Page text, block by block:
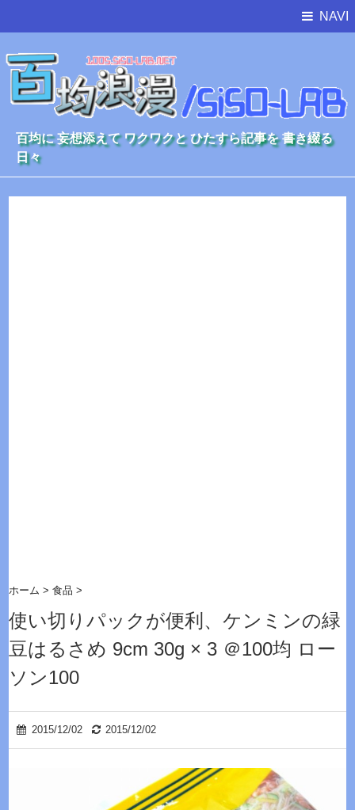
NAVI
百均に 妄想添えて ワクワクと ひたすら記事を 書き綴る
日々
ホーム >食品 >
使い切りパックが便利、ケンミンの緑
豆はるさめ 9cm 30g × 3 ＠100均 ロー
ソン100
2015/12/02 2015/12/02